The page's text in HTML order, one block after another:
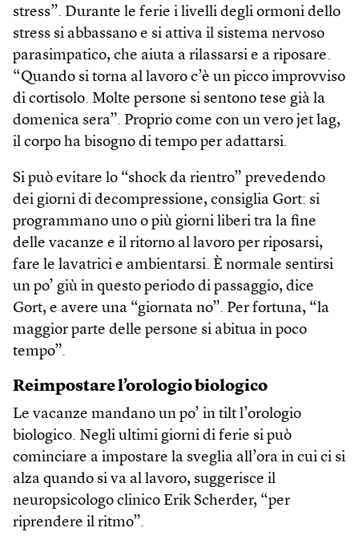
stress”. Durante le ferie i livelli degli ormoni dello
stress si abbassano e si attiva il sistema nervoso
parasimpatico, che aiuta a rilassarsi e a riposare.
“Quando si torna al lavoro c’è un picco improvviso
di cortisolo. Molte persone si sentono tese già la
domenica sera”. Proprio come con un vero jet lag,
il corpo ha bisogno di tempo per adattarsi.
Si può evitare lo “shock da rientro” prevedendo
dei giorni di decompressione, consiglia Gort: si
programmano uno o più giorni liberi tra la fine
delle vacanze e il ritorno al lavoro per riposarsi,
fare le lavatrici e ambientarsi. È normale sentirsi
un po’ giù in questo periodo di passaggio, dice
Gort, e avere una “giornata no”. Per fortuna, “la
maggior parte delle persone si abitua in poco
tempo”.
Reimpostare l’orologio biologico
Le vacanze mandano un po’ in tilt l’orologio
biologico. Negli ultimi giorni di ferie si può
cominciare a impostare la sveglia all’ora in cui ci si
alza quando si va al lavoro, suggerisce il
neuropsicologo clinico Erik Scherder, “per
riprendere il ritmo”.